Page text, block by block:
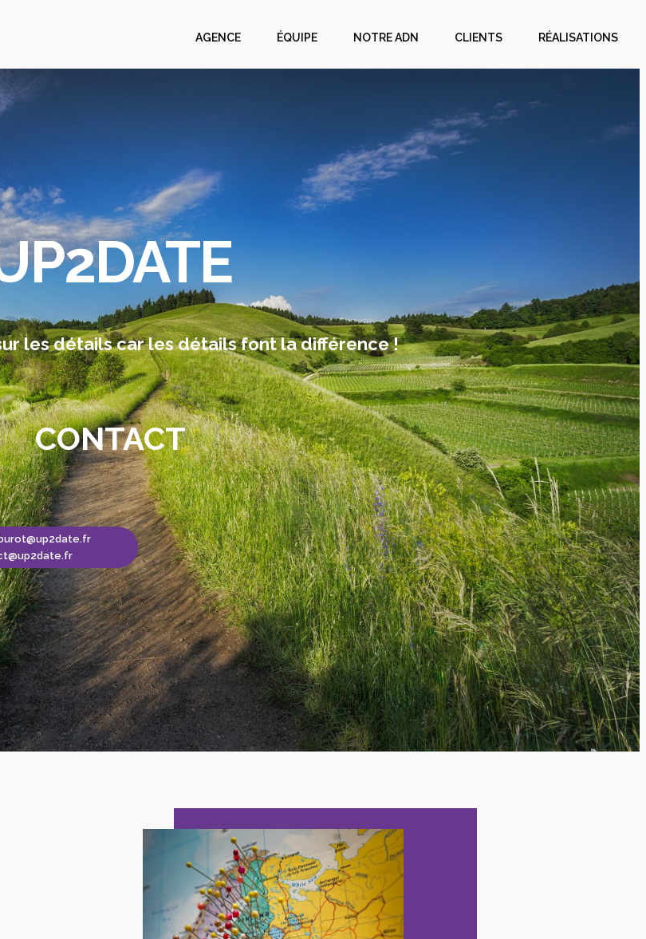
AGENCE ÉQUIPE NOTRE ADN CLIENTS RÉALISATIONS
les détails car les détails font la différence !
CONTACT